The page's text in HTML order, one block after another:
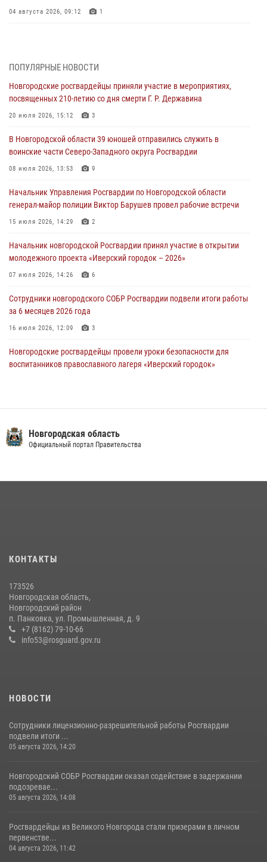
04 августа 2026, 09:12 1
В Великом Новгороде сотрудники центра лицензионно-
разрешительной работы Росгвардии провели телефонную «горячую
30 июля 2026, 14:36 1
Новгородские росгвардейцы рассказали о службе детям из летнего
30 июля 2026, 08:40 5
Новгородские росгвардейцы задержали мужчину
Телесюжет в программе "Новгородское областное телевидение.
Новости часа." от 29 июля 2026 года. Новгородские призывники
29 июля 2026, 12:54 1
ПОПУЛЯРНЫЕ НОВОСТИ
Новгородские росгвардейцы приняли участие в мероприятиях,
посвященных 210-летию со дня смерти Г. Р. Державина
20 июля 2026, 15:12 3
В Новгородской области 39 юношей отправились служить в
воинские части Северо-Западного округа Росгвардии
08 июля 2026, 13:53 9
Начальник Управления Росгвардии по Новгородской области
генерал-майор полиции Виктор Барушев провел рабочие встречи
15 июля 2026, 14:29 2
Начальник новгородской Росгвардии принял участие в открытии
молодежного проекта «Иверский городок – 2026»
07 июля 2026, 14:26 6
Сотрудники новгородского СОБР Росгвардии подвели итоги работы
за 6 месяцев 2026 года
16 июля 2026, 12:09 3
Новгородские росгвардейцы провели уроки безопасности для
воспитанников православного лагеря «Иверский городок»
08 июля 2026, 13:48 3
подвел итоги служебной деятельности сотрудников
вневедомственной охраны за первое полугодие 2026 года
22 июля 2026, 12:33 6
Новгородская область
Официальный портал Правительства
КОНТАКТЫ
173526
Новгородская область,
Новгородский район
п. Панковка, ул. Промышленная, д. 9
+7 (8162) 79-10-66
info53@rosguard.gov.ru
НОВОСТИ
Сотрудники лицензионно-разрешительной работы Росгвардии
подвели итоги ...
05 августа 2026, 14:20
Новгородский СОБР Росгвардии оказал содействие в задержании
подозревае...
05 августа 2026, 14:08
Росгвардейцы из Великого Новгорода стали призерами в личном
первенстве...
04 августа 2026, 11:42